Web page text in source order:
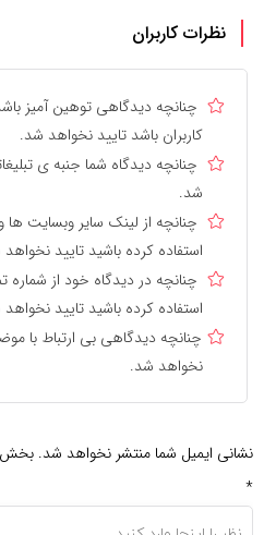
نظرات کاربران
چنانچه دیدگاهی توهین آمیز
کاربران باشد تایید نخواهد شد.
چنانچه دیدگاه شما جنبه ی
شد.
چنانچه از لینک سایر وبسایت
استفاده کرده باشید تایید
چنانچه در دیدگاه خود از شماره
استفاده کرده باشید تایید
چنانچه دیدگاهی بی ارتباط با
نخواهد شد.
نشانی ایمیل شما منتشر نخواهد شد.
*